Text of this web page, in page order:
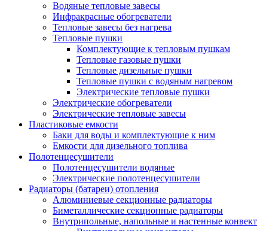
Водяные тепловые завесы
Инфракрасные обогреватели
Тепловые завесы без нагрева
Тепловые пушки
Комплектующие к тепловым пушкам
Тепловые газовые пушки
Тепловые дизельные пушки
Тепловые пушки с водяным нагревом
Электрические тепловые пушки
Электрические обогреватели
Электрические тепловые завесы
Пластиковые емкости
Баки для воды и комплектующие к ним
Емкости для дизельного топлива
Полотенцесушители
Полотенцесушители водяные
Электрические полотенцесушители
Радиаторы (батареи) отопления
Алюминиевые секционные радиаторы
Биметаллические секционные радиаторы
Внутрипольные, напольные и настенные